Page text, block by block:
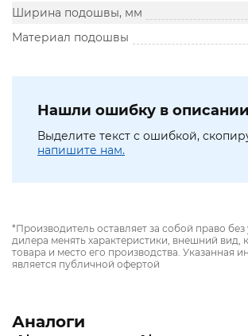
Ширина подошвы, мм
Материал подошвы
Нашли ошибку в
Выделите текст с ошибкой,
напишите нам.
*Производитель оставляет за собой право
дилера менять характеристики, внешний вид,
товара и место его производства. Указанная
является публичной офертой
Аналоги